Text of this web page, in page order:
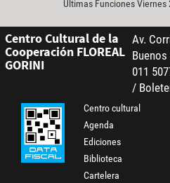
Últimas Funciones Viernes
Centro Cultural de la
Cooperación FLOREAL
GORINI
Av.
011
/
Centro cultural
Agenda
Ediciones
Biblioteca
Cartelera